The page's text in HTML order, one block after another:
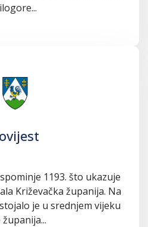
1193. što ukazuje
Križevačka županija. Na
je u srednjem vijeku
županija...